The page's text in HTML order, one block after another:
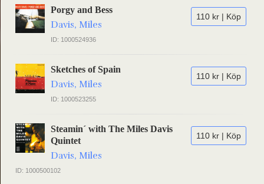
110 kr | Köp
Porgy and Bess
Davis, Miles
ID: 1000524936
110 kr | Köp
Sketches of Spain
Davis, Miles
ID: 1000523255
110 kr | Köp
Steamin´ with The Miles Davis
Quintet
Davis, Miles
ID: 1000500102